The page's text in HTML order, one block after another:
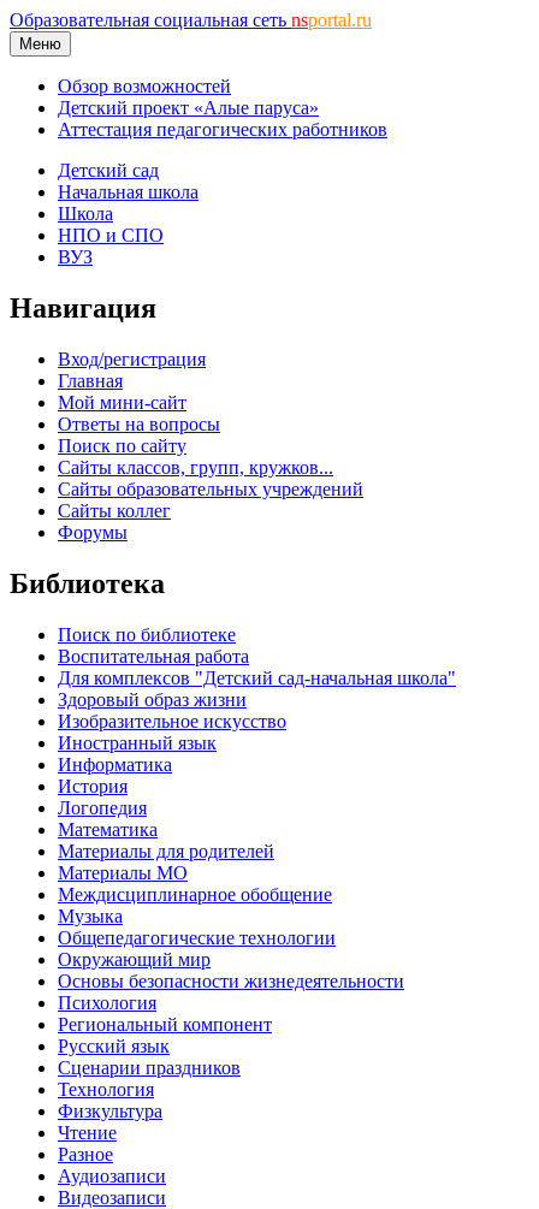
Образовательная социальная сеть nsportal.ru
Меню
Обзор возможностей
Детский проект «Алые паруса»
Аттестация педагогических работников
Детский сад
Начальная школа
Школа
НПО и СПО
ВУЗ
Навигация
Вход/регистрация
Главная
Мой мини-сайт
Ответы на вопросы
Поиск по сайту
Сайты классов, групп, кружков...
Сайты образовательных учреждений
Сайты коллег
Форумы
Библиотека
Поиск по библиотеке
Воспитательная работа
Для комплексов "Детский сад-начальная школа"
Здоровый образ жизни
Изобразительное искусство
Иностранный язык
Информатика
История
Логопедия
Математика
Материалы для родителей
Материалы МО
Междисциплинарное обобщение
Музыка
Общепедагогические технологии
Окружающий мир
Основы безопасности жизнедеятельности
Психология
Региональный компонент
Русский язык
Сценарии праздников
Технология
Физкультура
Чтение
Разное
Аудиозаписи
Видеозаписи